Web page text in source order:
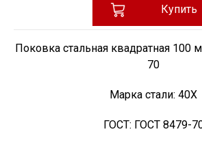
Купить
Поковка стальная квадратная 100
70
Марка стали: 40Х
ГОСТ: ГОСТ 8479-